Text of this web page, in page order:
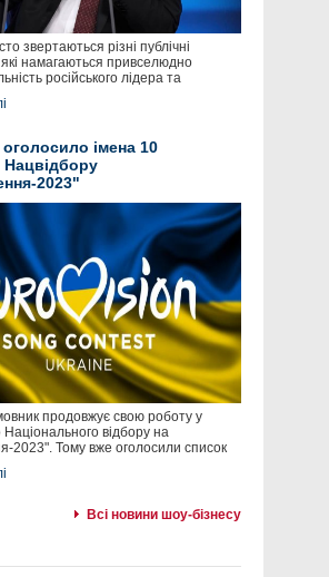
звертаються різні публічні
які намагаються привселюдно
російського лідера та
імена 10
Нацвідбору
2023"
продовжує свою роботу у
Національного відбору на
2023". Тому вже оголосили список
Всі новини шоу-бізнесу